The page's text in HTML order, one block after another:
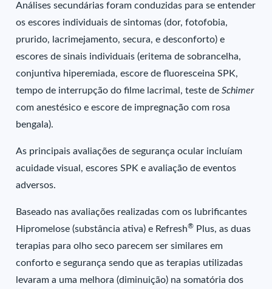
Análises secundárias foram conduzidas para se entender
os escores individuais de sintomas (dor, fotofobia,
prurido, lacrimejamento, secura, e desconforto) e
escores de sinais individuais (eritema de sobrancelha,
conjuntiva hiperemiada, escore de fluoresceina SPK,
tempo de interrupção do filme lacrimal, teste deSchimer
com anestésico e escore de impregnação com rosa
bengala).
As principais avaliações de segurança ocular incluíam
acuidade visual, escores SPK e avaliação de eventos
adversos.
Baseado nas avaliações realizadas com os lubrificantes
Hipromelose (substância ativa) e Refresh® Plus, as duas
terapias para olho seco parecem ser similares em
conforto e segurança sendo que as terapias utilizadas
levaram a uma melhora (diminuição) na somatória dos